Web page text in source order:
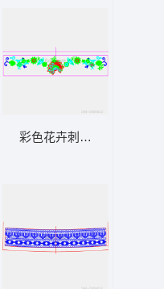
彩色花卉刺绣图案设计